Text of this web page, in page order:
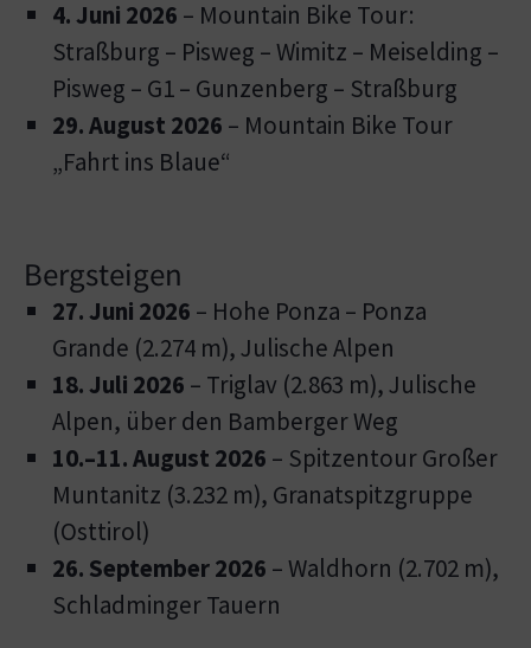
4. Juni 2026 – Mountain Bike Tour:
Straßburg – Pisweg – Wimitz – Meiselding –
Pisweg – G1 – Gunzenberg – Straßburg
29. August 2026 – Mountain Bike Tour
„Fahrt ins Blaue“
Bergsteigen
27. Juni 2026 – Hohe Ponza – Ponza
Grande (2.274 m), Julische Alpen
18. Juli 2026 – Triglav (2.863 m), Julische
Alpen, über den Bamberger Weg
10.–11. August 2026 – Spitzentour Großer
Muntanitz (3.232 m), Granatspitzgruppe
(Osttirol)
26. September 2026 – Waldhorn (2.702 m),
Schladminger Tauern